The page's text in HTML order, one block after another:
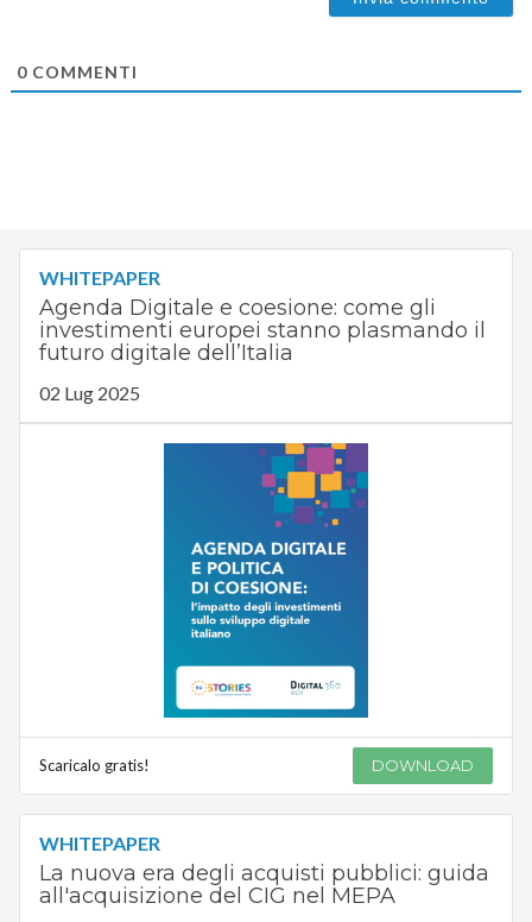
0COMMENTI
WHITEPAPER
Agenda Digitale e coesione: come gli
investimenti europei stanno plasmando il
futuro digitale dell’Italia
02 Lug 2025
Scaricalo gratis! DOWNLOAD
WHITEPAPER
La nuova era degli acquisti pubblici: guida
all'acquisizione del CIG nel MEPA